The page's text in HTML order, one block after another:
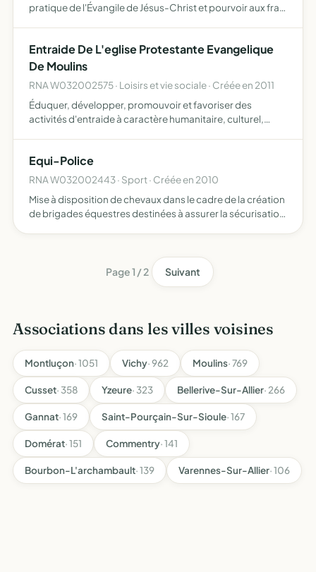
pratique de l'Évangile de Jésus-Christ et pourvoir aux frais
Entraide De L'eglise Protestante Evangelique
De Moulins
RNA W032002575 · Loisirs et vie sociale · Créée en 2011
Éduquer, développer, promouvoir et favoriser des
activités d'entraide à caractère humanitaire, culturel,
Equi-Police
RNA W032002443 · Sport · Créée en 2010
Mise à disposition de chevaux dans le cadre de la création
de brigades équestres destinées à assurer la sécurisation
Page 1 / 2 Suivant
Associations dans les villes voisines
Montluçon· 1051 Vichy· 962 Moulins· 769
Cusset· 358 Yzeure· 323 Bellerive-Sur-Allier· 266
Gannat· 169 Saint-Pourçain-Sur-Sioule· 167
Domérat· 151 Commentry· 141
Bourbon-L'archambault· 139 Varennes-Sur-Allier· 106